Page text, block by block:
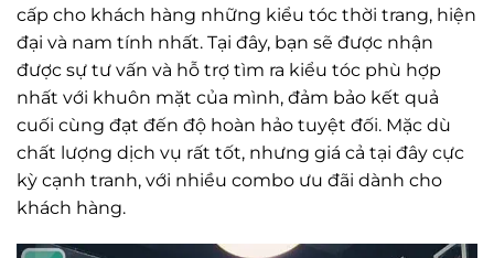
cấp cho khách hàng những kiểu tóc thời trang, hiện
đại và nam tính nhất. Tại đây, bạn sẽ được nhận
được sự tư vấn và hỗ trợ tìm ra kiểu tóc phù hợp
nhất với khuôn mặt của mình, đảm bảo kết quả
cuối cùng đạt đến độ hoàn hảo tuyệt đối. Mặc dù
chất lượng dịch vụ rất tốt, nhưng giá cả tại đây cực
kỳ cạnh tranh, với nhiều combo ưu đãi dành cho
khách hàng.